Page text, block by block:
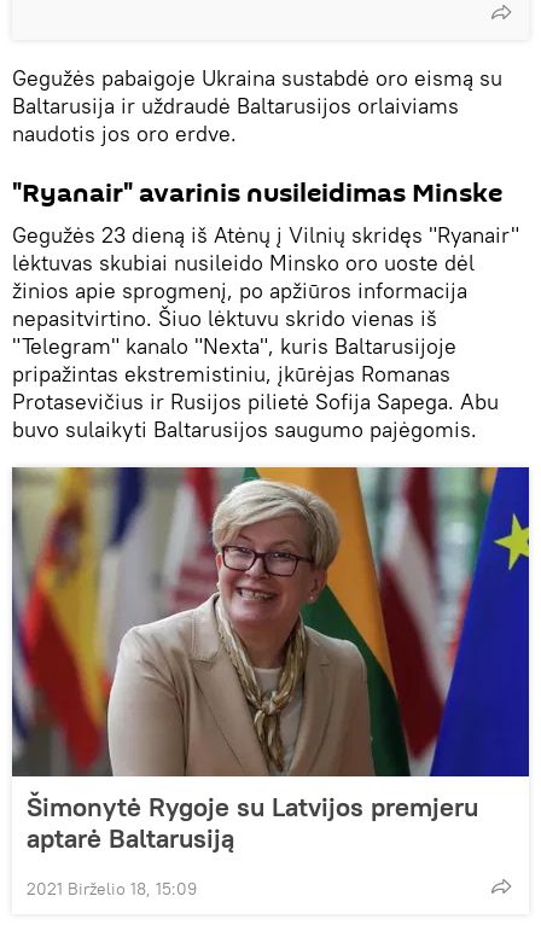
Gegužės pabaigoje Ukraina sustabdė oro eismą su
Baltarusija ir uždraudė Baltarusijos orlaiviams
naudotis jos oro erdve.
"Ryanair" avarinis nusileidimas Minske
Gegužės 23 dieną iš Atėnų į Vilnių skridęs "Ryanair"
lėktuvas skubiai nusileido Minsko oro uoste dėl
žinios apie sprogmenį, po apžiūros informacija
nepasitvirtino. Šiuo lėktuvu skrido vienas iš
"Telegram" kanalo "Nexta", kuris Baltarusijoje
pripažintas ekstremistiniu, įkūrėjas Romanas
Protasevičius ir Rusijos pilietė Sofija Sapega. Abu
buvo sulaikyti Baltarusijos saugumo pajėgomis.
Šimonytė Rygoje su Latvijos premjeru
aptarė Baltarusiją
2021 Birželio 18, 15:09